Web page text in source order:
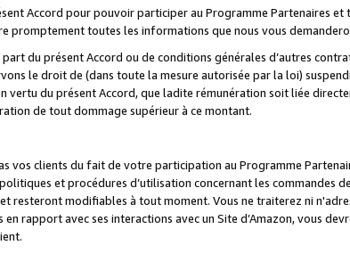
Accord pour pouvoir participer au Programme Partenaires et
promptement toutes les informations que nous vous
du présent Accord ou de conditions générales d’autres
le droit de (dans toute la mesure autorisée par la loi)
vertu du présent Accord, que ladite rémunération soit liée
de tout dommage supérieur à ce montant.
vos clients du fait de votre participation au Programme
et procédures d’utilisation concernant les commandes
resteront modifiables à tout moment. Vous ne traiterez ni
rapport avec ses interactions avec un Site d’Amazon, vous